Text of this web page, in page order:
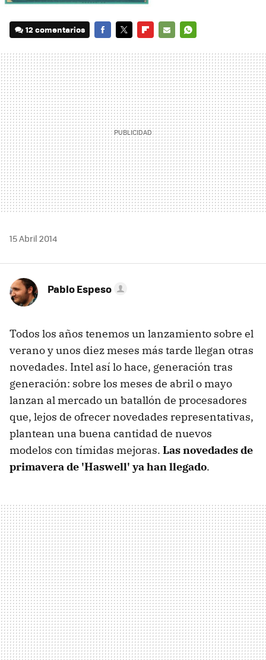
12 comentarios
MAIL
15 Abril 2014
Pablo Espeso
Todos los años tenemos un lanzamiento sobre el
verano y unos diez meses más tarde llegan otras
novedades. Intel así lo hace, generación tras
generación: sobre los meses de abril o mayo
lanzan al mercado un batallón de procesadores
que, lejos de ofrecer novedades representativas,
plantean una buena cantidad de nuevos
modelos con tímidas mejoras. Las novedades de
primavera de 'Haswell' ya han llegado.